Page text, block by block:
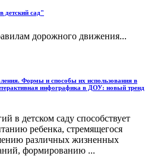
детский сад"
дорожного движения...
Формы и способы их использования в
инфографика в ДОУ: новый тренд
в детском саду способствует
ребенка, стремящегося
различных жизненных
формированию ...